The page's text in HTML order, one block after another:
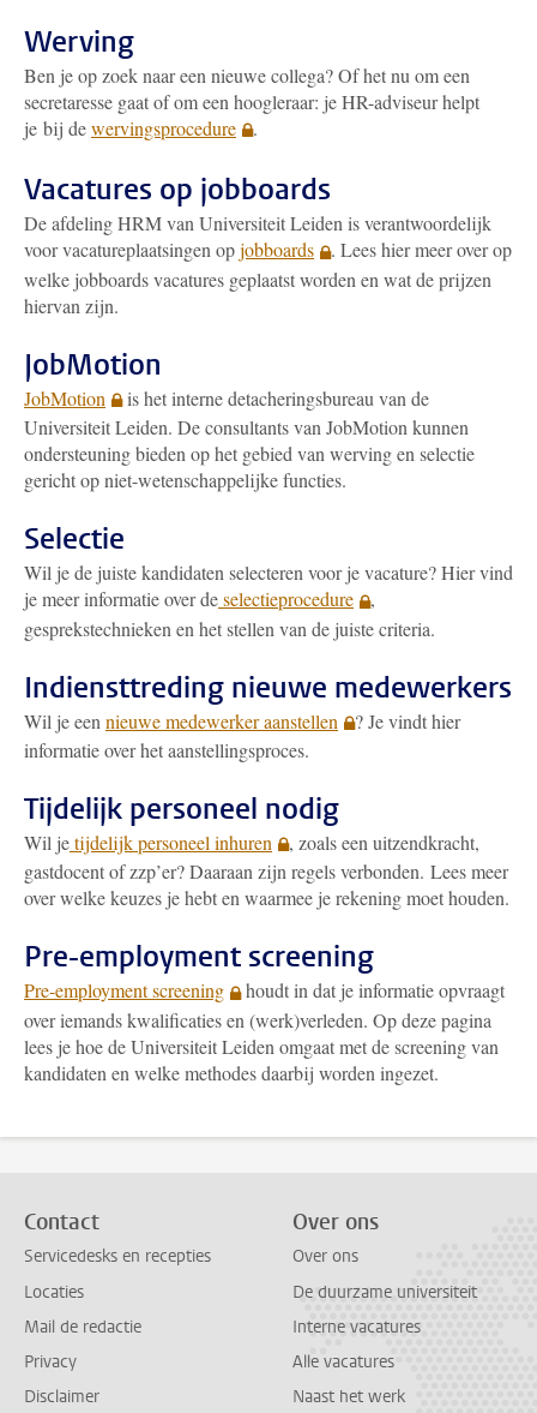
Werving
Ben je op zoek naar een nieuwe collega? Of het nu om een
secretaresse gaat of om een hoogleraar: je HR-adviseur helpt
je bij dewervingsprocedure .
Vacatures op jobboards
De afdeling HRM van Universiteit Leiden is verantwoordelijk
voor vacatureplaatsingen opjobboards
. Lees hier meer over op
welke jobboards vacatures geplaatst worden en wat de prijzen
hiervan zijn.
JobMotion
JobMotion
is het interne detacheringsbureau van de
Universiteit Leiden. De consultants van JobMotion kunnen
ondersteuning bieden op het gebied van werving en selectie
gericht op niet-wetenschappelijke functies.
Selectie
Wil je de juiste kandidaten selecteren voor je vacature? Hier vind
je meer informatie over deselectieprocedure
,
gesprekstechnieken en het stellen van de juiste criteria.
Indiensttreding nieuwe medewerkers
Wil je een nieuwe medewerker aanstellen
? Je vindt hier
informatie over het aanstellingsproces.
Tijdelijk personeel nodig
Wil jetijdelijk personeel inhuren
, zoals een uitzendkracht,
gastdocent of zzp’er? Daaraan zijn regels verbonden. Lees meer
over welke keuzes je hebt en waarmee je rekening moet houden.
Pre-employment screening
Pre-employment screening
houdt in dat je informatie opvraagt
over iemands kwalificaties en (werk)verleden. Op deze pagina
lees je hoe de Universiteit Leiden omgaat met de screening van
kandidaten en welke methodes daarbij worden ingezet.
Contact
Servicedesks en recepties
Locaties
Mail de redactie
Privacy
Disclaimer
Over ons
Over ons
De duurzame universiteit
Interne vacatures
Alle vacatures
Naast het werk